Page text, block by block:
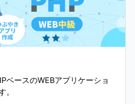
ベースのWEBアプリケーショ
。